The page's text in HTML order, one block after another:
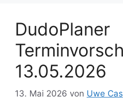
DudoPlaner
13.05.2026
13. Mai 2026 von Uwe